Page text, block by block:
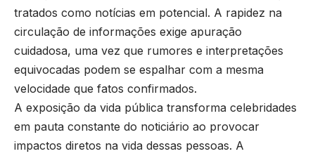
tratados como notícias em potencial. A rapidez na
circulação de informações exige apuração
cuidadosa, uma vez que rumores e interpretações
equivocadas podem se espalhar com a mesma
velocidade que fatos confirmados.
A exposição da vida pública transforma celebridades
em pauta constante do noticiário ao provocar
impactos diretos na vida dessas pessoas. A